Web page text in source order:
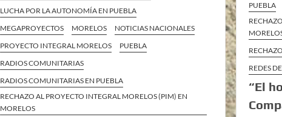
LUCHA POR LA AUTONOMÍA EN PUEBLA
MEGAPROYECTOS
MORELOS
NOTICIAS NACIONALES
PROYECTO INTEGRAL MORELOS
PUEBLA
RADIOS COMUNITARIAS
RADIOS COMUNITARIAS EN PUEBLA
RECHAZO AL PROYECTO INTEGRAL MORELOS (PIM) EN
MORELOS
PUEBLA
REDES
“El